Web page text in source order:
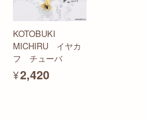
KOTOBUKI
MICHIRU イヤカ
フ チューバ
¥2,420